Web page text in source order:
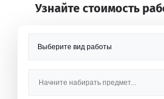
Узнайте стоимость